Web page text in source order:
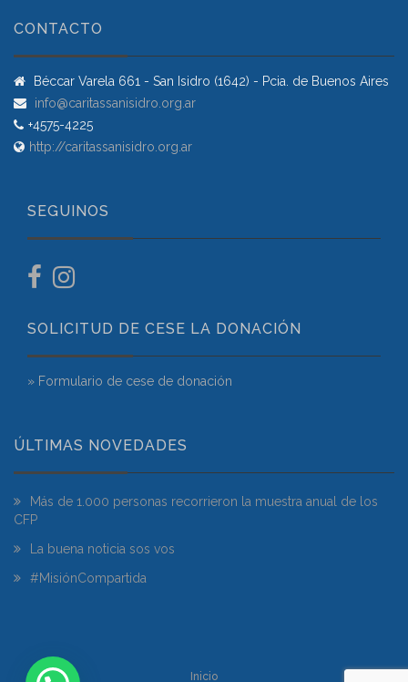
CONTACTO
Béccar Varela 661 - San Isidro (1642) - Pcia. de Buenos Aires
info@caritassanisidro.org.ar
+4575-4225
http://caritassanisidro.org.ar
SEGUINOS
SOLICITUD DE CESE LA DONACIÓN
» Formulario de cese de donación
ÚLTIMAS NOVEDADES
Más de 1.000 personas recorrieron la muestra anual de los
CFP
La buena noticia sos vos
#MisiónCompartida
Inicio